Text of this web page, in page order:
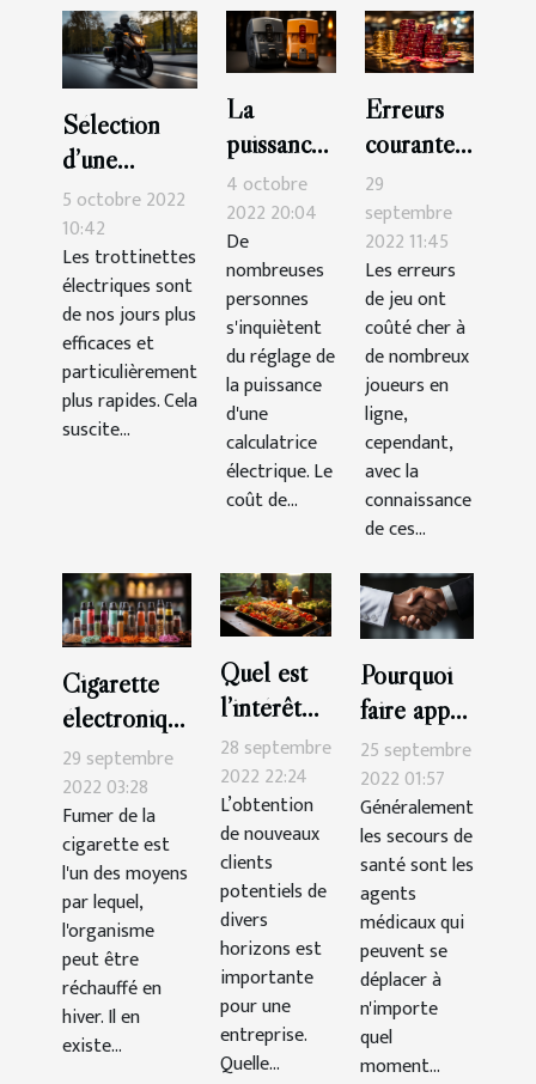
Sélection
d’une
trottinette
électrique :
voici 3
critères
5 octobre 2022
10:42
Les trottinettes
électriques sont
de nos jours plus
efficaces et
particulièrement
plus rapides. Cela
suscite...
La
puissance
de
compteur
: quel est
le
meilleur
choix ?
4 octobre
2022 20:04
De
nombreuses
personnes
s'inquiètent
du réglage de
la puissance
d'une
calculatrice
électrique. Le
coût de...
Erreurs
courantes
que vous
devriez
éviter au
casino
29
septembre
2022 11:45
Les erreurs
de jeu ont
coûté cher à
de nombreux
joueurs en
ligne,
cependant,
avec la
connaissance
de ces...
Cigarette
électronique
:Que faut-il
savoir ?
29 septembre
2022 03:28
Fumer de la
cigarette est
l'un des moyens
par lequel,
l'organisme
peut être
réchauffé en
hiver. Il en
existe...
Quel est
l’intérêt
d’un blog
de cuisine
?
28 septembre
2022 22:24
L’obtention
de nouveaux
clients
potentiels de
divers
horizons est
importante
pour une
entreprise.
Quelle...
Pourquoi
faire appel
à un
secours de
santé ?
25 septembre
2022 01:57
Généralement
les secours de
santé sont les
agents
médicaux qui
peuvent se
déplacer à
n'importe
quel
moment...